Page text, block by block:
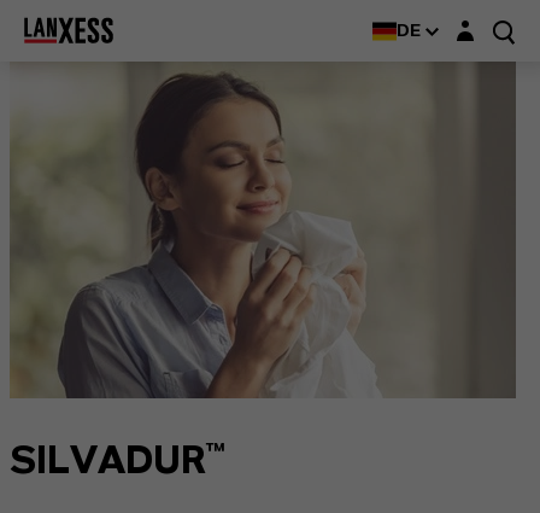
DE Login-Maske
SILVADUR™